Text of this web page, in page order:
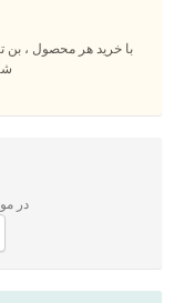
با خرید هر محصول ، بن
در